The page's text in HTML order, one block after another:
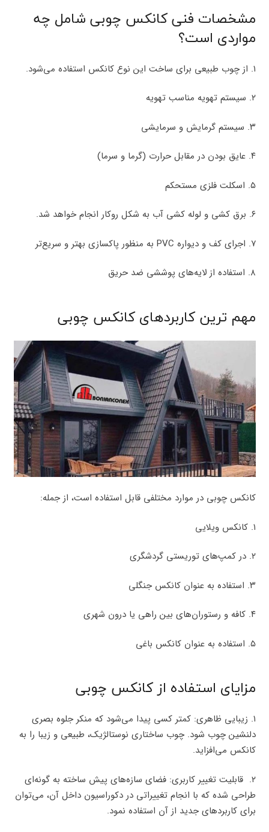
مشخصات فنی کانکس چوبی شامل چه
مواردی است؟
۱. از چوب طبیعی برای ساخت این نوع کانکس استفاده می‌شود.
۲. سیستم تهویه مناسب تهویه
۳. سیستم گرمایش و سرمایشی
۴. عایق بودن در مقابل حرارت (گرما و سرما)
۵. اسکلت فلزی مستحکم
۶. برق کشی و لوله کشی آب به شکل روکار انجام خواهد شد.
۷. اجرای کف و دیواره PVC به منظور پاکسازی بهتر و سریع‌تر
۸. استفاده از لایه‌های پوششی ضد حریق
مهم ترین کاربردهای کانکس چوبی
کانکس چوبی در موارد مختلفی قابل استفاده است، از جمله:
۱. کانکس ویلایی
۲. در کمپ‌های توریستی گردشگری
۳. استفاده به عنوان کانکس جنگلی
۴. کافه و رستوران‌های بین راهی یا درون شهری
۵. استفاده به عنوان کانکس باغی
مزایای استفاده از کانکس چوبی
۱. زیبایی ظاهری: کمتر کسی پیدا می‌شود که منکر جلوه بصری
دلنشین چوب شود. چوب ساختاری نوستالژیک، طبیعی و زیبا را به
کانکس می‌افزاید.
۲. قابلیت تغییر کاربری: فضای سازه‌های پیش ساخته به گونه‌ای
طراحی شده که با انجام تغییراتی در دکوراسیون داخل آن، می‌توان
برای کاربردهای جدید از آن استفاده نمود.